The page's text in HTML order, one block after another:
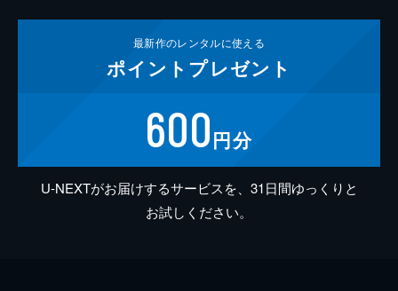
最新作のレンタルに使える
ポイント プレゼント
600円分
U-NEXTがお届けするサービスを、31日間ゆっくりと
お試しください。